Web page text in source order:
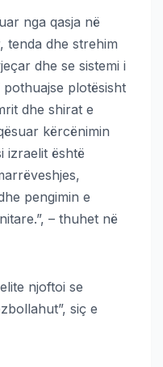
nga qasja në
tenda dhe strehim
dhe se sistemi i
plotësisht
dhe shirat e
kërcënimin
izraelit është
pengimin e
– thuhet në
njoftoi se
siç e